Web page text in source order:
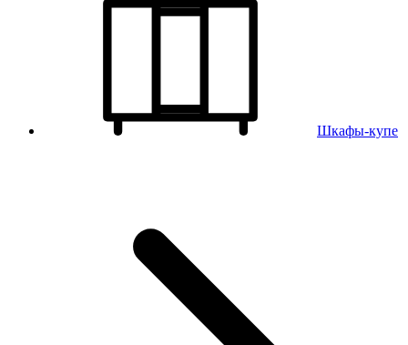
Шкафы-купе